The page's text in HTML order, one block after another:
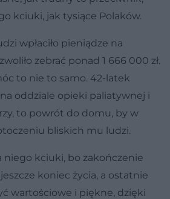
kciuki, jak tysiące Polaków.
wpłaciło pieniądze na
zebrać ponad 1 666 000 zł.
to nie to samo. 42-latek
oddziale opieki paliatywnej i
to powrót do domu, by w
bliskich mu ludzi.
niego kciuki, bo zakończenie
koniec życia, a ostatnie
wartościowe i piękne, dzięki